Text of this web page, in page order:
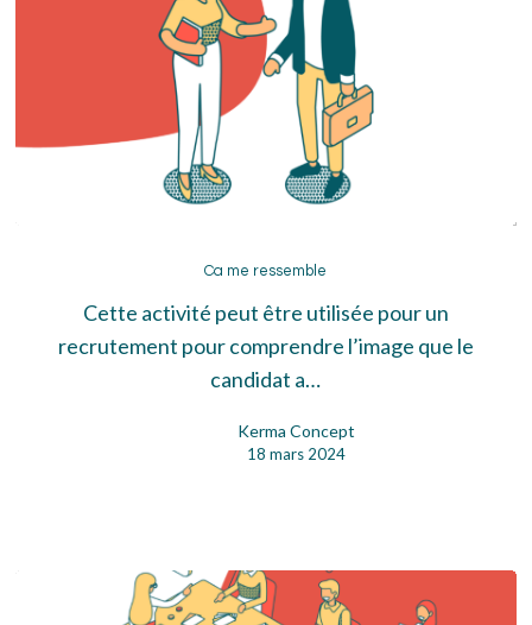
me
ressemble
Ca me ressemble
Cette activité peut être utilisée pour un
recrutement pour comprendre l’image que le
candidat a…
Kerma Concept
18 mars 2024